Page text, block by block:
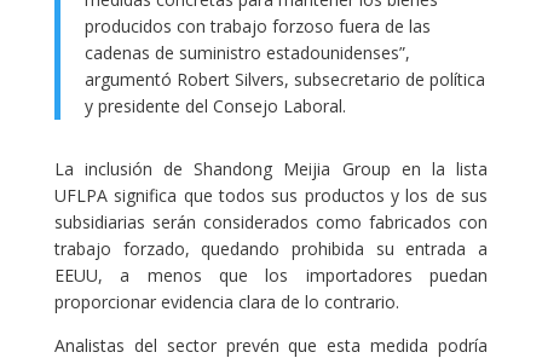
producidos con trabajo forzoso fuera de las
cadenas de suministro estadounidenses”,
argumentó Robert Silvers, subsecretario de política
y presidente del Consejo Laboral.
La inclusión de Shandong Meijia Group en la lista
UFLPA significa que todos sus productos y los de sus
subsidiarias serán considerados como fabricados con
trabajo forzado, quedando prohibida su entrada a
EEUU, a menos que los importadores puedan
proporcionar evidencia clara de lo contrario.
Analistas del sector prevén que esta medida podría